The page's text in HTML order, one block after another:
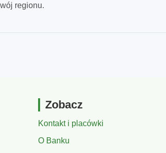
regionu.
Zobacz
Kontakt i placówki
O Banku